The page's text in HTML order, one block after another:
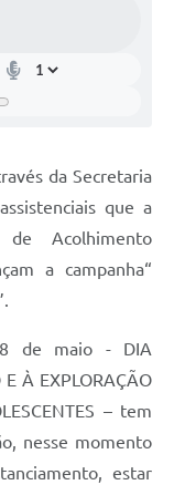
da Secretaria
que a
de Acolhimento
a campanha“
de maio - DIA
À EXPLORAÇÃO
– tem
nesse momento
estar